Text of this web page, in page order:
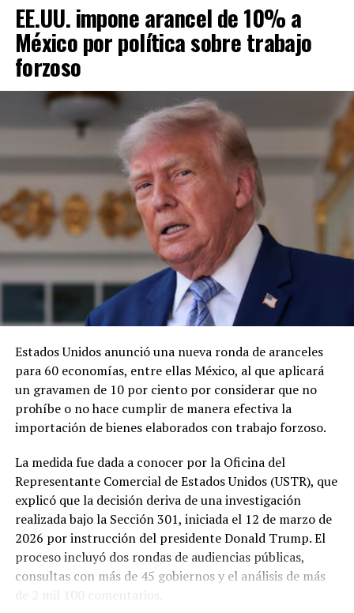
EE.UU. impone arancel de 10% a
México por política sobre trabajo
forzoso
Estados Unidos anunció una nueva ronda de aranceles
para 60 economías, entre ellas México, al que aplicará
un gravamen de 10 por ciento por considerar que no
prohíbe o no hace cumplir de manera efectiva la
importación de bienes elaborados con trabajo forzoso.
La medida fue dada a conocer por la Oficina del
Representante Comercial de Estados Unidos (USTR), que
explicó que la decisión deriva de una investigación
realizada bajo la Sección 301, iniciada el 12 de marzo de
2026 por instrucción del presidente Donald Trump. El
proceso incluyó dos rondas de audiencias públicas,
consultas con más de 45 gobiernos y el análisis de más
de 2 mil 100 comentarios.